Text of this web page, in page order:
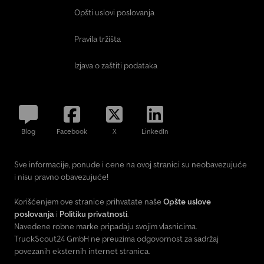
Opšti uslovi poslovanja
Pravila tržišta
Izjava o zaštiti podataka
Blog Facebook X LinkedIn
Sve informacije, ponude i cene na ovoj stranici su neobavezujuće
i nisu pravno obavezujuće!
Korišćenjem ove stranice prihvatate naše Opšte uslove
poslovanja i Politiku privatnosti.
Navedene robne marke pripadaju svojim vlasnicima.
TruckScout24 GmbH ne preuzima odgovornost za sadržaj
povezanih eksternih internet stranica.